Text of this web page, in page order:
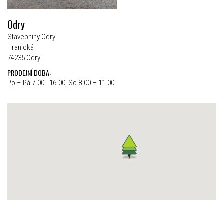
Odry
Stavebniny Odry
Hranická
74235 Odry
PRODEJNÍ DOBA:
Po – Pá 7.00 - 16.00, So 8.00 – 11.00